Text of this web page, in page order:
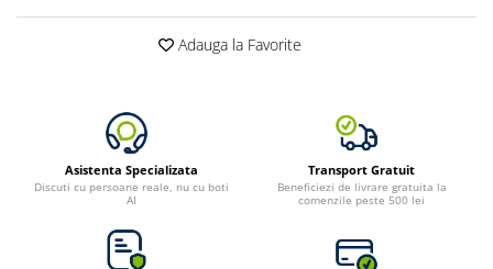
Cauta dupa marca
Toate panourile portabile
Frigidere Portabile
Adauga la Favorite
Asistenta Specializata
Discuti cu persoane reale, nu cu boti
AI
Transport Gratuit
Beneficiezi de livrare gratuita la
comenzile peste 500 lei